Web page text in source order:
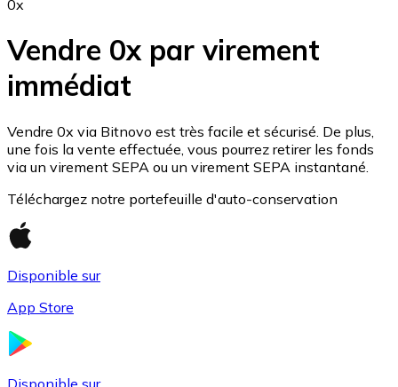
Ethereum
ETH
0x
Vendre 0x par virement
immédiat
Vendre 0x via Bitnovo est très facile et sécurisé. De plus,
une fois la vente effectuée, vous pourrez retirer les fonds
via un virement SEPA ou un virement SEPA instantané.
Téléchargez notre portefeuille d'auto-conservation
Disponible sur
App Store
Disponible sur